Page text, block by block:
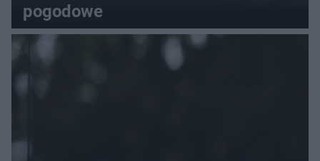
pogodowe